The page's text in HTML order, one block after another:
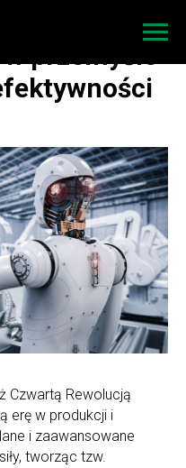
przemyśle
Czwartą Rewolucją
erę w produkcji i
i zaawansowane
tworząc tzw.